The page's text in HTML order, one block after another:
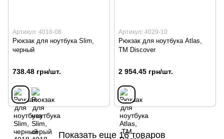
Артикул: 4018-08
Рюкзак для ноутбука Slim,
черный
738.48 грн/шт.
Артикул: 4029-10
Рюкзак для ноутбука Atlas,
TM Discover
2 954.45 грн/шт.
Показать еще 16 товаров